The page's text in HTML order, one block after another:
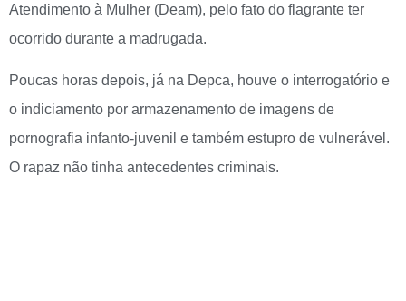
Atendimento à Mulher (Deam), pelo fato do flagrante ter
ocorrido durante a madrugada.
Poucas horas depois, já na Depca, houve o interrogatório e
o indiciamento por armazenamento de imagens de
pornografia infanto-juvenil e também estupro de vulnerável.
O rapaz não tinha antecedentes criminais.